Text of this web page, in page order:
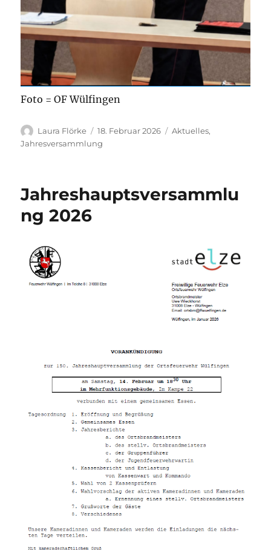
Foto = OF Wülfingen
Autor
Laura Flörke
Veröffentlicht
am
18. Februar 2026 Kategorien
Aktuelles,
Jahresversammlung
Jahreshauptsversammlu
ng 2026